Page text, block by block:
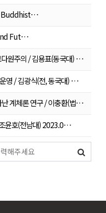
Buddhist…
Fut…
원주의 / 김용표(동국대) …
영 / 김광식(전, 동국대) …
『범망경』 주석서에 나타난 계체론 연구 / 이충환(법…
윤호(전남대) 2023.0…